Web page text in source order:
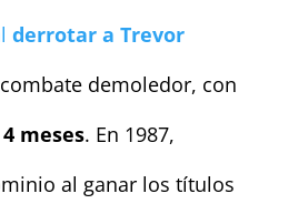
derrotar a Trevor
demoledor, con
meses. En 1987,
al ganar los títulos